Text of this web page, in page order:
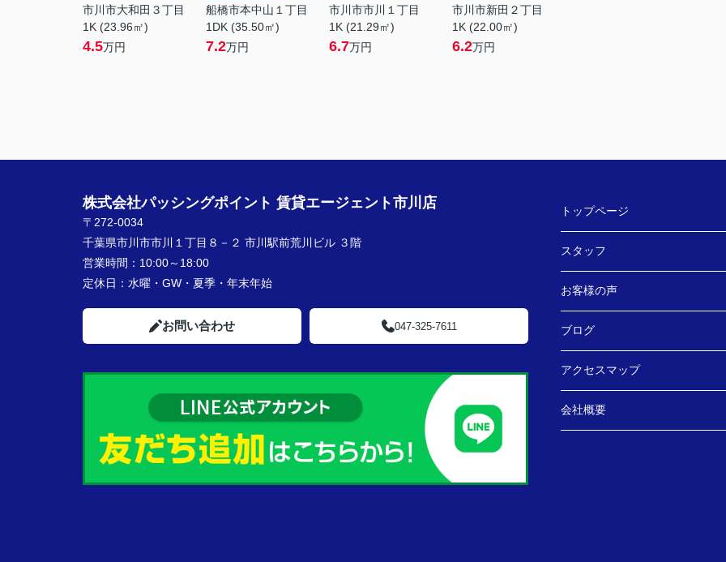
市川市大和田３丁目
1K (23.96㎡)
4.5万円
船橋市本中山１丁目
1DK (35.50㎡)
7.2万円
市川市市川１丁目
1K (21.29㎡)
6.7万円
市川市新田２丁目
1K (22.00㎡)
6.2万円
株式会社パッシングポイント 賃貸エージェント市川店
〒272-0034
千葉県市川市市川１丁目８－２ 市川駅前荒川ビル ３階
営業時間： 10:00～18:00
定休日： 水曜・GW・夏季・年末年始
お問い合わせ 047-325-7611
トップページ
スタッフ
お客様の声
ブログ
アクセスマップ
会社概要